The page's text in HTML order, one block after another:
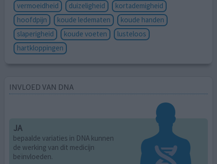
vermoeidheid
duizeligheid
kortademigheid
hoofdpijn
koude ledematen
koude handen
slaperigheid
koude voeten
lusteloos
hartkloppingen
INVLOED VAN DNA
JA
bepaalde variaties in DNA kunnen
de werking van dit medicijn
beïnvloeden.